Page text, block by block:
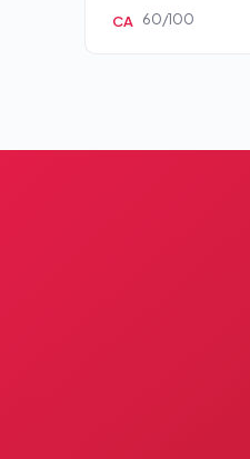
CA 60/100